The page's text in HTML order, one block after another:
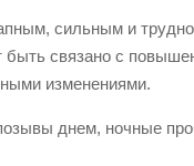
сильным и
быть связано с
изменениями.
днем, ночные